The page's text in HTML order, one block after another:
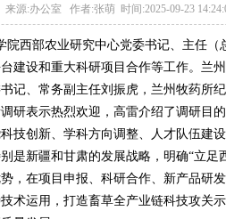
来源:办公室 作者:张萌 时间:2025-09-23
院西部农业研究中心党委书记、主任
建设和重大科研项目合作等工作。兰
记、常务副主任刘振虎，兰州牧药所
研表示热烈欢迎，高雷介绍了调研目
技创新、学科方向调整、人才队伍建
是新疆和甘肃的发展战略，明确“立
，在项目申报、科研合作、新产品研
术运用，打造畜草全产业链科技攻关